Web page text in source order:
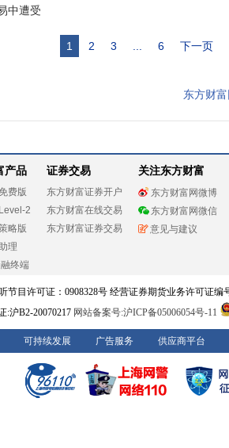
中遭受
1 2 3 6 下一页
东方财
产品
费版
2
略版
理
终端
证券交易
东方财富证券开户
东方财富在线交易
东方财富证券交易
关注东方财富
东方财富网微博
东方财富网微信
意见与建议
节目许可证：0908328号 经营证券期货业务许可证编
:沪B2-20070217 网站备案号:沪ICP备05006054号-11
可持续发展 广告服务 供应商平台